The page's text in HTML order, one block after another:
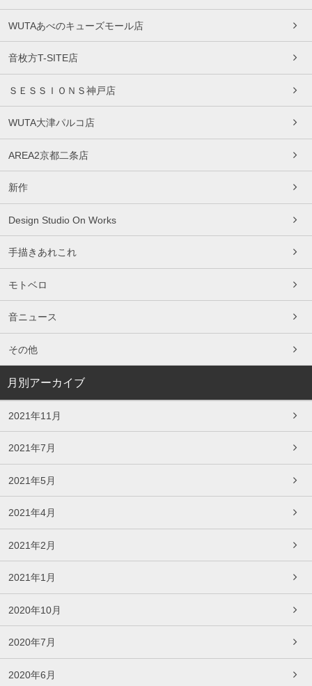
WUTAあべのキューズモール店
音枚方T-SITE店
ＳＥＳＳＩＯＮＳ神戸店
WUTA大津パルコ店
AREA2京都二条店
新作
Design Studio On Works
手描きあれこれ
モトベロ
音ニュース
その他
月別アーカイブ
2021年11月
2021年7月
2021年5月
2021年4月
2021年2月
2021年1月
2020年10月
2020年7月
2020年6月